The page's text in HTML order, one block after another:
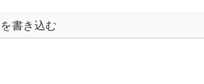
書き込む